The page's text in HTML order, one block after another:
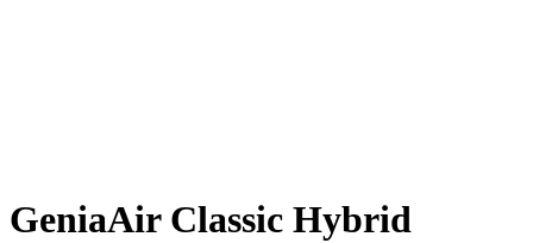
GeniaAir Classic Hybrid